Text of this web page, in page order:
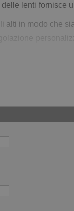
lenti fornisce
alti in modo che
Razor